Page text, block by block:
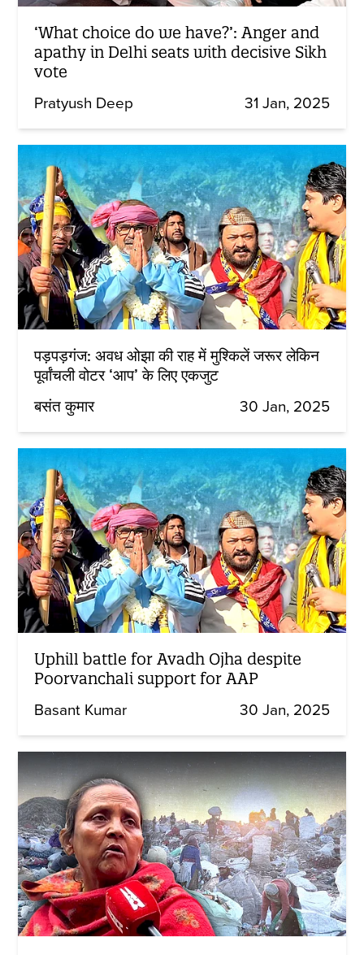
‘What choice do we have?’: Anger and
apathy in Delhi seats with decisive Sikh
vote
Pratyush Deep 31 Jan, 2025
पड़पड़गंज: अवध ओझा की राह में मुश्किलें जरूर लेकिन
पूर्वांचली वोटर ‘आप’ के लिए एकजुट
बसंत कुमार 30 Jan, 2025
Uphill battle for Avadh Ojha despite
Poorvanchali support for AAP
Basant Kumar 30 Jan, 2025